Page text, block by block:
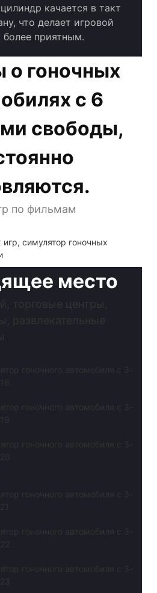
качается в такт
что делает игровой
более приятным.
гоночных
с 6
свободы,
по фильмам
место